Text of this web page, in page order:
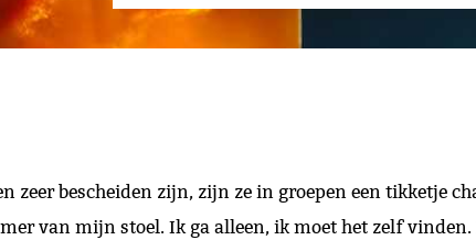
zeer bescheiden zijn, zijn ze in groepen een tikketje
van mijn stoel. Ik ga alleen, ik moet het zelf